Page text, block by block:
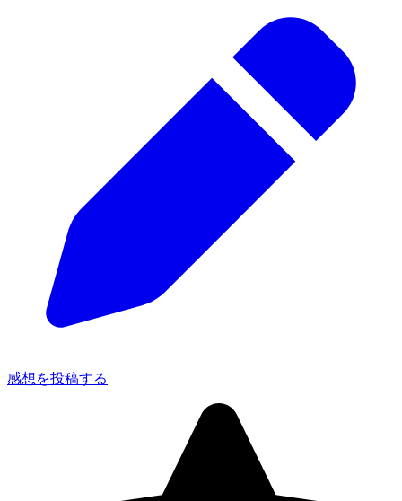
感想を投稿する